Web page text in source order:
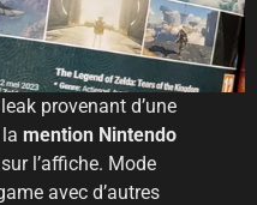
provenant d’une
lamention Nintendo
l’affiche. Mode
avec d’autres